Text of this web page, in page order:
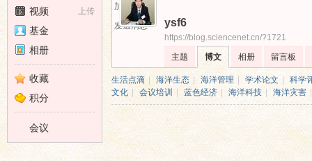
›
加为好友
发送消息
ysf6
https://blog.sciencenet.cn/?1721
主题
博文 相册 留言板
生活点滴 海洋生态 海洋管理 学术论文
科学
文化
会议培训 蓝色经济 海洋科技 海洋灾害
上传
视频
基金
相册
收藏
积分
会议